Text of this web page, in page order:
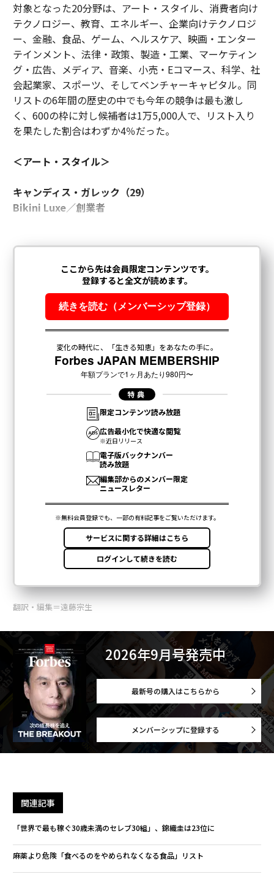
対象となった20分野は、アート・スタイル、消費者向け
テクノロジー、教育、エネルギー、企業向けテクノロジ
ー、金融、食品、ゲーム、ヘルスケア、映画・エンター
テインメント、法律・政策、製造・工業、マーケティン
グ・広告、メディア、音楽、小売・Eコマース、科学、社
会起業家、スポーツ、そしてベンチャーキャピタル。同
リストの6年間の歴史の中でも今年の競争は最も激し
く、600の枠に対し候補者は1万5,000人で、リスト入り
を果たした割合はわずか4％だった。
＜アート・スタイル＞
キャンディス・ガレック（29）
Bikini Luxe／創業者
翻訳・編集＝遠藤宗生
2026年9月号発売中
最新号の購入はこちらから
メンバーシップに登録する
関連記事
「世界で最も稼ぐ30歳未満のセレブ30組」、錦織圭は23位に
麻薬より危険「食べるのをやめられなくなる食品」リスト